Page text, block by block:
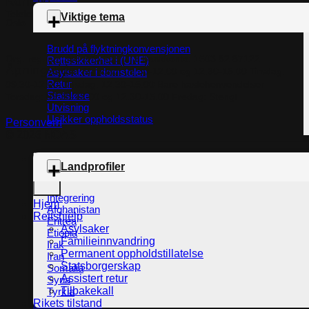
Viktige tema
Brudd på flyktningkonvensjonen
Rettssikkerhet i (UNE)
Asylsaker i domstolen
Retur
Statsløse
Utvisning
Usikker oppholdsstatus
Landprofiler
Integrering
Afghanistan
Eritrea
Etiopia
Irak
Iran
Somalia
Syria
Tyrkia
+47 22 36 56 60 Epost:
Org. reg. no.: NO 975 265 773 Bankkonto:
Åpningstider Mandag: 09.30-
09.30-12:00 Onsdag: 12.30-15.00 Bare hastehenvendelser
Torsdag: 09.30-12.00 og 12.30-15.00
Personvern
Search
for:
Hjem
Rettshjelp
Asylsaker
Familieinnvandring
Permanent oppholdstillatelse
Statsborgerskap
Assistert retur
Tilbakekall
Rikets tilstand